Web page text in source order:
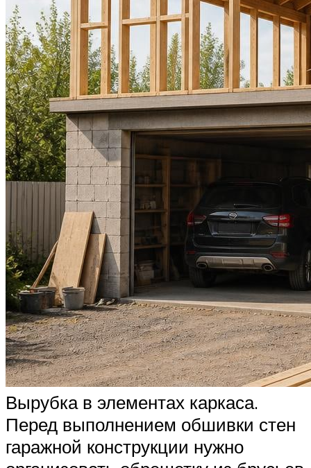
Вырубка в элементах каркаса.
Перед выполнением обшивки стен
гаражной конструкции нужно